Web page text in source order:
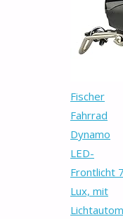
Fischer
Fahrrad
Dynamo
LED-
Frontlicht
Lux, mit